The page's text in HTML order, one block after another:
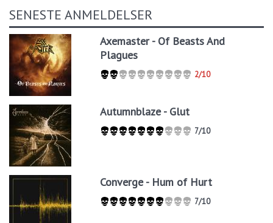
SENESTE ANMELDELSER
Axemaster - Of Beasts And
Plagues
2/10
Autumnblaze - Glut
7/10
Converge - Hum of Hurt
7/10